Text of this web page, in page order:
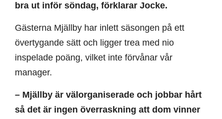
bra ut inför söndag, förklarar Jocke.
Gästerna Mjällby har inlett säsongen på ett
övertygande sätt och ligger trea med nio
inspelade poäng, vilket inte förvånar vår
manager.
– Mjällby är välorganiserade och jobbar hårt
så det är ingen överraskning att dom vinner